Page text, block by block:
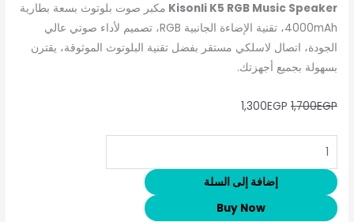
Kisonli K5 RGB Music Speaker مكبر صوت بلوتوث بسعة بطارية
4000mAh، تقنية الإضاءة الجانبية RGB، تصميم لأداء صوتي عالي
الجودة، اتصال لاسلكي مستقر بفضل تقنية البلوتوث الموثوقة، يقترن
بسهولة بجميع أجهزتك.
1,700EGP
1,300EGP
إضافة إلى السلة
Buy Now